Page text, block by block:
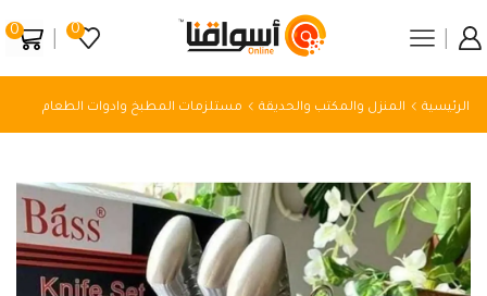
0
0
الرئيسية المنزل والمكتب والحديقة مستلزمات المطبخ وادوات الطعام